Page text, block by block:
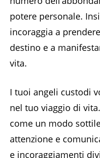
potere personale.
incoraggia a
destino e a
vita.
I tuoi angeli custodi
nel tuo viaggio di
come un modo
attenzione e
e incoraggiamenti